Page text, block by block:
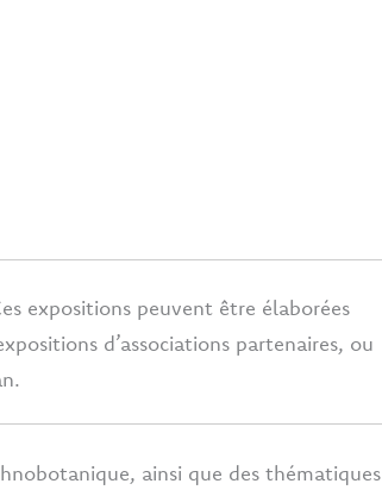
expositions peuvent être élaborées
d’associations partenaires, ou
ainsi que des thématiques